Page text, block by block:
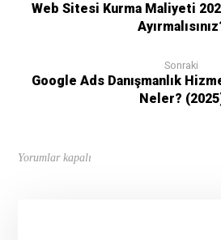
Web Sitesi Kurma Maliyeti
Sonraki
Google Ads Danışmanlık
Neler?
Yorumlar kapalı